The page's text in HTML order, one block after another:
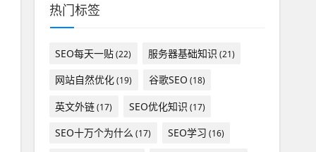
热门标签
SEO每天一贴(22) 服务器基础知识 (21)
网站自然优化(19) 谷歌SEO (18)
英文外链(17) SEO优化知识 (17)
SEO十万个为什么 (17) SEO学习 (16)